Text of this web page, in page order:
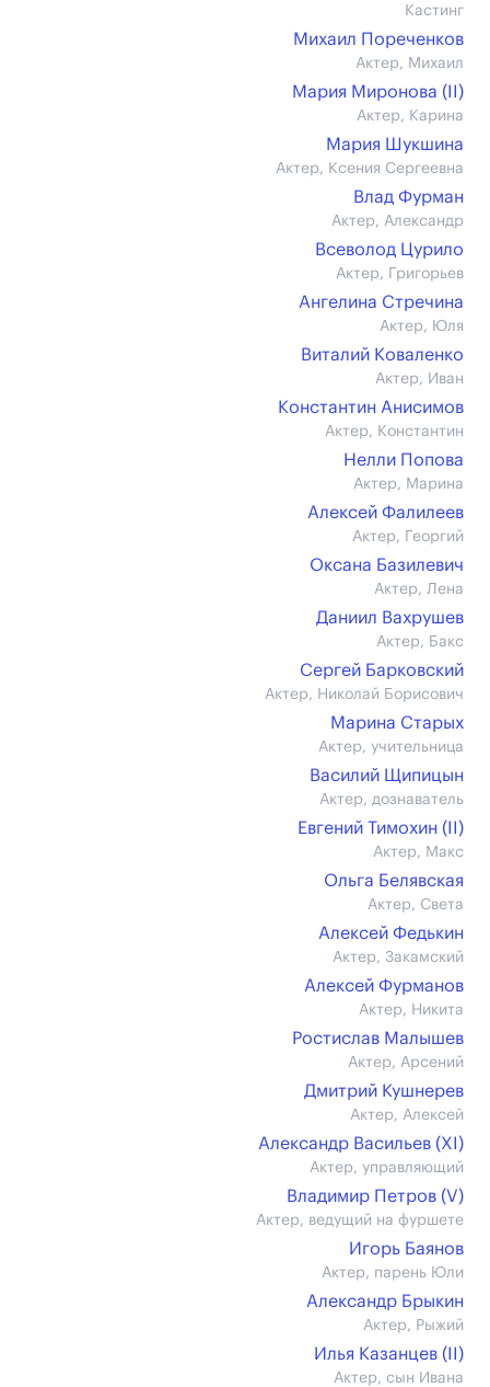
Кастинг
Михаил Пореченков
Актер, Михаил
Мария Миронова (II)
Актер, Карина
Мария Шукшина
Актер, Ксения Сергеевна
Влад Фурман
Актер, Александр
Всеволод Цурило
Актер, Григорьев
Ангелина Стречина
Актер, Юля
Виталий Коваленко
Актер, Иван
Константин Анисимов
Актер, Константин
Нелли Попова
Актер, Марина
Алексей Фалилеев
Актер, Георгий
Оксана Базилевич
Актер, Лена
Даниил Вахрушев
Актер, Бакс
Сергей Барковский
Актер, Николай Борисович
Марина Старых
Актер, учительница
Василий Щипицын
Актер, дознаватель
Евгений Тимохин (II)
Актер, Макс
Ольга Белявская
Актер, Света
Алексей Федькин
Актер, Закамский
Алексей Фурманов
Актер, Никита
Ростислав Малышев
Актер, Арсений
Дмитрий Кушнерев
Актер, Алексей
Александр Васильев (XI)
Актер, управляющий
Владимир Петров (V)
Актер, ведущий на фуршете
Игорь Баянов
Актер, парень Юли
Александр Брыкин
Актер, Рыжий
Илья Казанцев (II)
Актер, сын Ивана